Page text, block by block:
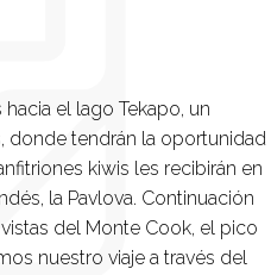
el lago Tekapo, un
donde tendrán la oportunidad
kiwis les recibirán en
la Pavlova. Continuación
del Monte Cook, el pico
nuestro viaje a través del